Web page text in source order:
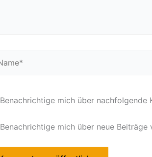
Benachrichtige mich über nachfolgende
Benachrichtige mich über neue Beiträge